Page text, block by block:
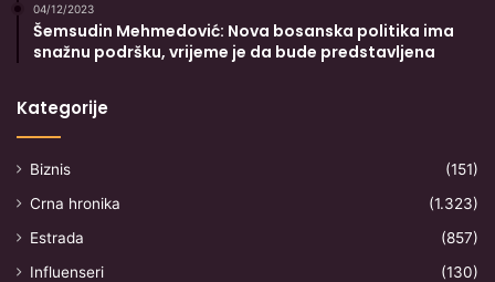
04/12/2023
Šemsudin Mehmedović: Nova bosanska politika ima
snažnu podršku, vrijeme je da bude predstavljena
Kategorije
Biznis
(151)
Crna hronika
(1.323)
Estrada
(857)
Influenseri
(130)